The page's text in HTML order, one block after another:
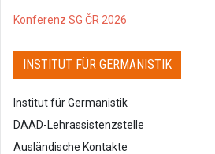
Konferenz SG ČR 2026
INSTITUT FÜR GERMANISTIK
Institut für Germanistik
DAAD-Lehrassistenzstelle
Ausländische Kontakte